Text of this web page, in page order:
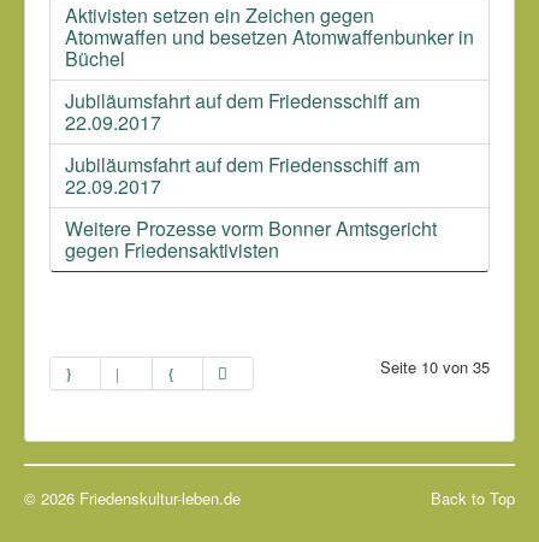
Aktivisten setzen ein Zeichen gegen
Atomwaffen und besetzen Atomwaffenbunker in
Büchel
Jubiläumsfahrt auf dem Friedensschiff am
22.09.2017
Jubiläumsfahrt auf dem Friedensschiff am
22.09.2017
Weitere Prozesse vorm Bonner Amtsgericht
gegen Friedensaktivisten
Seite 10 von 35
Back to Top
© 2026 Friedenskultur-leben.de